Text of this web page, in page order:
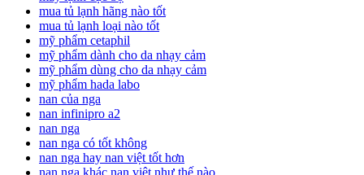
mua tủ lạnh hãng nào tốt
mua tủ lạnh loại nào tốt
mỹ phẩm cetaphil
mỹ phẩm dành cho da nhạy cảm
mỹ phẩm dùng cho da nhạy cảm
mỹ phẩm hada labo
nan của nga
nan infinipro a2
nan nga
nan nga có tốt không
nan nga hay nan việt tốt hơn
nan nga khác nan việt như thế nào